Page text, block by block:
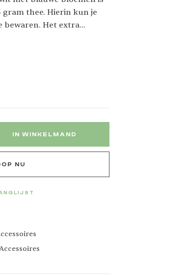
gram thee. Hierin kun je
bewaren. Het extra
verkrijgbaar, leuk als
IN WINKELMAND
NU